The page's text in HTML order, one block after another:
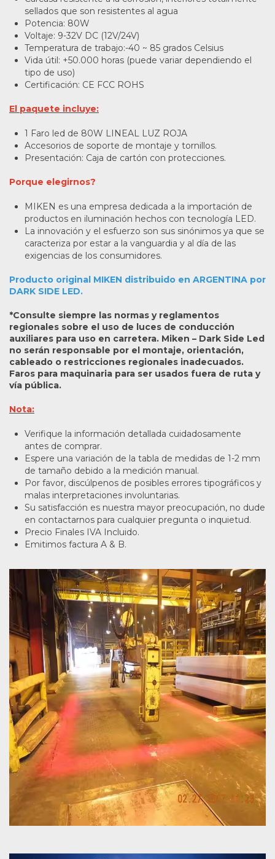
sellados que son resistentes al agua
Potencia: 80W
Voltaje: 9-32V DC (12V/24V)
Temperatura de trabajo:-40 ~ 85 grados Celsius
Vida útil: +50.000 horas (puede variar dependiendo el
tipo de uso)
Certificación: CE FCC ROHS
El paquete incluye:
1 Faro led de 80W LINEAL LUZ ROJA
Accesorios de soporte de montaje y tornillos.
Presentación: Caja de cartón con protecciones.
Porque elegirnos?
MIKEN es una empresa dedicada a la importación de
productos en iluminación hechos con tecnología LED.
La innovación y el esfuerzo son sus sinónimos ya que se
caracteriza por estar a la vanguardia y al día de las
exigencias de los consumidores.
Producto original MIKEN distribuido en ARGENTINA por
DARK SIDE LED.
*Consulte siempre las normas y reglamentos
regionales sobre el uso de luces de conducción
auxiliares para uso en carretera. Miken – Dark Side Led
no serán responsable por el montaje, orientación,
cableado o restricciones regionales inadecuados.
Faros para maquinaria para ser usados fuera de ruta y
vía pública.
Nota:
Verifique la información detallada cuidadosamente
antes de comprar.
Espere una variación de la tabla de medidas de 1-2 mm
de tamaño debido a la medición manual.
Por favor, discúlpenos de posibles errores tipográficos y
malas interpretaciones involuntarias.
Su satisfacción es nuestra mayor preocupación, no dude
en contactarnos para cualquier pregunta o inquietud.
Precio Finales IVA Incluido.
Emitimos factura A & B.